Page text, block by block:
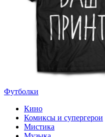
Футболки
Кино
Комиксы и супергерои
Мистика